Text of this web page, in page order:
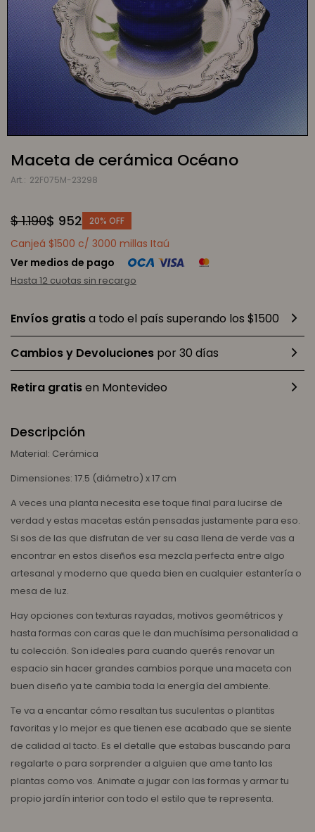
Maceta de cerámica Océano
22F075M-23298
$ 952
$ 1.190 20
Canjeá $1500 c/ 3000 millas Itaú
Ver medios de pago
Hasta 12 cuotas sin recargo
Envíos gratisa todo el país superando los $1500
Cambios y Devoluciones por 30 días
Retira gratisen Montevideo
Descripción
Material: Cerámica
Dimensiones: 17.5 (diámetro) x 17 cm
A veces una planta necesita ese toque final para lucirse de
verdad y estas macetas están pensadas justamente para eso.
Si sos de las que disfrutan de ver su casa llena de verde vas a
encontrar en estos diseños esa mezcla perfecta entre algo
artesanal y moderno que queda bien en cualquier estantería o
mesa de luz.
Hay opciones con texturas rayadas, motivos geométricos y
hasta formas con caras que le dan muchísima personalidad a
tu colección. Son ideales para cuando querés renovar un
espacio sin hacer grandes cambios porque una maceta con
buen diseño ya te cambia toda la energía del ambiente.
Te va a encantar cómo resaltan tus suculentas o plantitas
favoritas y lo mejor es que tienen ese acabado que se siente
de calidad al tacto. Es el detalle que estabas buscando para
regalarte o para sorprender a alguien que ame tanto las
plantas como vos. Animate a jugar con las formas y armar tu
propio jardín interior con todo el estilo que te representa.